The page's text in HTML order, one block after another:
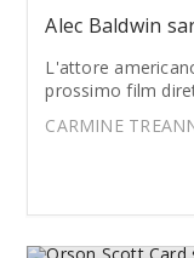
Alec Baldwin
L'attore
prossimo film
CARMINE